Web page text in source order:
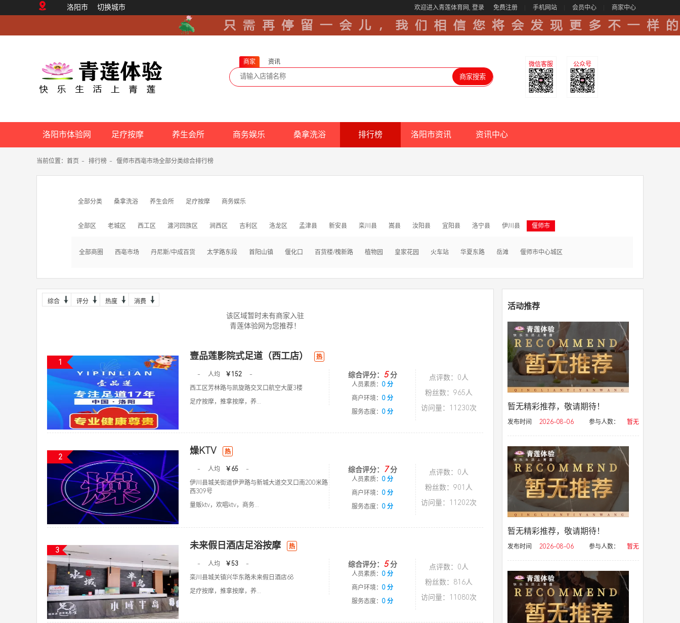
洛阳市 切换城市 欢迎进入青莲体育网, 登录 免费注册 手机网站 会员中心 商家中心
商家 资讯 公众号
微信客服
洛阳市体验网 足疗按摩 养生会所 商务娱乐 桑拿洗浴 排行榜 洛阳市资讯 资讯中心
当前位置： 首页 - 排行榜 - 偃师市西亳市场全部分类综合排行榜
全部分类 桑拿洗浴 养生会所 足疗按摩 商务娱乐
全部区 老城区 西工区 瀍河回族区 涧西区 吉利区 洛龙区 孟津县 新安县 栾川县 嵩县 汝阳县 宜阳县 洛宁县 伊川县 偃师市
全部商圈 西亳市场 丹尼斯/中成百货 太学路东段 首阳山镇 偃化口 百货楼/槐新路 植物园 皇家花园 火车站 华夏东路 岳滩 偃师市中心城区
综合 评分 热度 消费
该区域暂时未有商家入驻
青莲体验网为您推荐！
1
壹品莲影院式足道（西工店） 热
- 人均 ￥152
-
西工区芳林路与凯旋路交叉口航空大厦3楼
足疗按摩，推拿按摩，养...
综合评分： 5分
人员素质： 0 分
商户环境： 0 分
服务态度： 0 分
点评数：0人
粉丝数：965人
访问量：11230次
2
燥KTV 热
- 人均 ￥65
-
伊川县城关街道伊尹路与新城大道交叉口南200米路
西309号
量贩ktv，欢唱ktv，商务...
综合评分： 7分
人员素质： 0 分
商户环境： 0 分
服务态度： 0 分
点评数：0人
粉丝数：901人
访问量：11202次
3 未来假日酒店足浴按摩 热
- 人均 ￥53
-
栾川县城关镇兴华东路未来假日酒店68
足疗按摩，推拿按摩，养...
综合评分： 5分
人员素质： 0 分
商户环境： 0 分
服务态度： 0 分
点评数：0人
粉丝数：816人
访问量：11080次
活动推荐
暂无精彩推荐，敬请期待！
发布时间 2026-08-06 参与人数： 暂无
暂无精彩推荐，敬请期待！
发布时间 2026-08-06 参与人数： 暂无